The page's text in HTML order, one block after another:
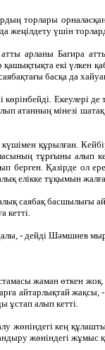
торлары
жеңілдету үшін
арланы Багира атты
екі үлкен
басқа да
көрінбейді.
атанның мінезі
құрылған.
тұрғыны
берген. Қазірде ол
елікке тұқымын
саябақ басшылығы
кетті.
- дейді Шәмшиев
жаман өткен
айтарлықтай
ұстап алып кетті.
жөніндегі кең
жөніндегі жұмыс